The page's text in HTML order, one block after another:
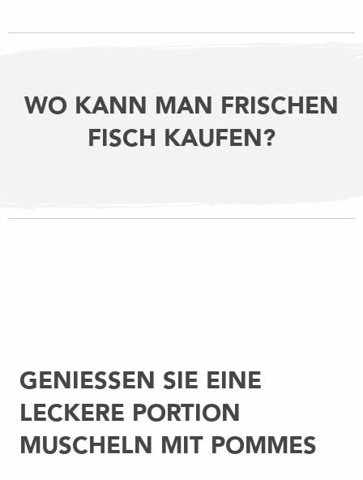
WO KANN MAN FRISCHEN
FISCH KAUFEN?
GENIESSEN SIE EINE L
ECKERE PORTION M
USCHELN MIT POMMES